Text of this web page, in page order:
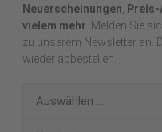
Neuerscheinungen,
vielem mehr . Melden Sie
zu unserem Newsletter an.
wieder abbestellen.